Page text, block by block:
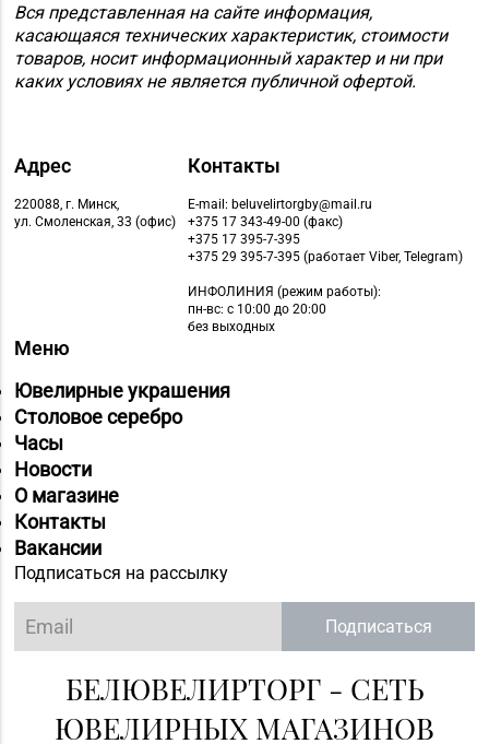
Вся представленная на сайте информация,
касающаяся технических характеристик, стоимости
товаров, носит информационный характер и ни при
каких условиях не является публичной офертой.
Адрес
220088, г. Минск,
ул. Смоленская, 33 (офис)
Контакты
E-mail: beluvelirtorgby@mail.ru
+375 17 343-49-00 (факс)
+375 17 395-7-395
+375 29 395-7-395 (работает Viber, Telegram)
ИНФОЛИНИЯ (режим работы):
пн-вс: с 10:00 до 20:00
без выходных
Меню
Ювелирные украшения
Столовое серебро
Часы
Новости
О магазине
Контакты
Вакансии
Подписаться на рассылку
Подписаться
БЕЛЮВЕЛИРТОРГ - СЕТЬ
ЮВЕЛИРНЫХ МАГАЗИНОВ